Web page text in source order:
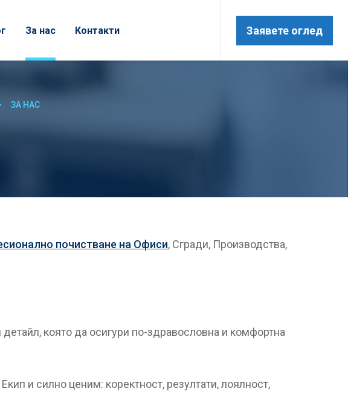
За нас Контакти Заявете оглед
ЗА НАС
почистване на Офиси, Сгради, Производства,
която да осигури по-здравословна и комфортна
и силно ценим: коректност, резултати, лоялност,